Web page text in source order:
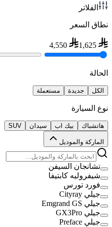
الفلاتر
نطاق السعر
1,625
4,550
الحالة
الكل جديدة مستعملة
نوع السيارة
هاتشباك بيك اب سيدان SUV
الماركة والموديل
تشانجان السيفن
شيفروليه كابتيفا
فورد تورس
جيلي Cityray
جيلي Emgrand GS
جيلي GX3Pro
جيلي Preface